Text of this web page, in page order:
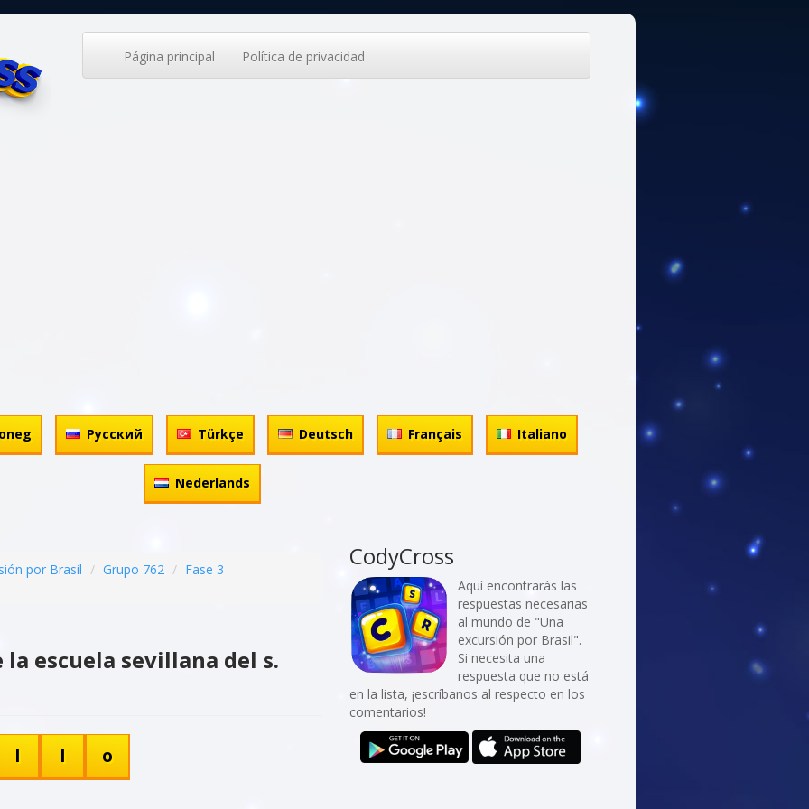
Página principal Política de privacidad
Русский Türkçe Deutsch Français Italiano
Nederlands
por Brasil Grupo 762 Fase 3
escuela sevillana del s.
l l o
CodyCross
Aquí encontrarás las
respuestas necesarias
al mundo de "Una
excursión por Brasil".
Si necesita una
respuesta que no está
en la lista, ¡escríbanos al respecto en los
comentarios!